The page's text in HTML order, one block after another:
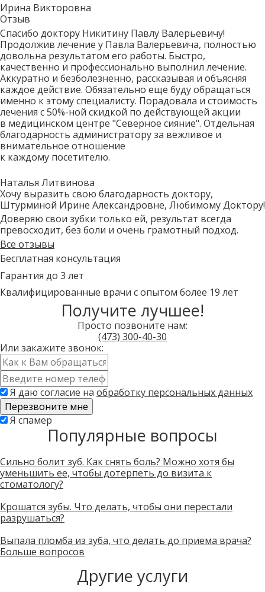
Ирина Викторовна
Отзыв
Спасибо доктору Никитину Павлу Валерьевичу!
Продолжив лечение у Павла Валерьевича, полностью
довольна результатом его работы. Быстро,
качественно и профессионально выполнил лечение.
Аккуратно и безболезненно, рассказывая и объясняя
каждое действие. Обязательно еще буду обращаться
именно к этому специалисту. Порадовала и стоимость
лечения с 50%-ной скидкой по действующей акции
в медицинском центре "Северное сияние". Отдельная
благодарность администратору за вежливое и
внимательное отношение
к каждому посетителю.
Наталья Литвинова
Хочу выразить свою благодарность доктору,
Штурминой Ирине Александровне, Любимому Доктору!
Доверяю свои зубки только ей, результат всегда
превосходит, без боли и очень грамотный подход.
Все отзывы
Бесплатная консультация
Гарантия до 3 лет
Квалифицированные врачи c опытом более 19 лет
Получите лучшее!
Просто позвоните нам:
(473) 300-40-30
Или закажите звонок:
Имя
*Контактный
телефон
* Я даю согласие на обработку персональных данных
Скажите,
Пожалуйста,
это
поле.
CAPTCHA
для
роботов!
Я спамер
Популярные вопросы
Сильно болит зуб. Как снять боль? Можно хотя бы
уменьшить ее, чтобы дотерпеть до визита к
стоматологу?
Крошатся зубы. Что делать, чтобы они перестали
разрушаться?
Выпала пломба из зуба, что делать до приема врача?
Больше вопросов
Другие услуги